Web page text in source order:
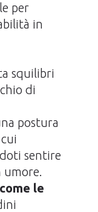
per
in
squilibri
di
postura
sentire
umore.
le